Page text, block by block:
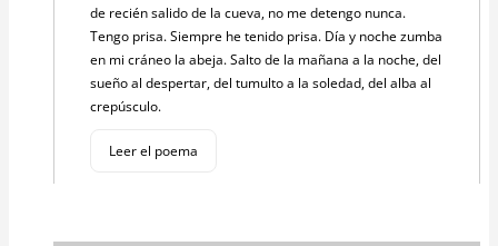
de recién salido de la cueva, no me detengo nunca.
Tengo prisa. Siempre he tenido prisa. Día y noche zumba
en mi cráneo la abeja. Salto de la mañana a la noche, del
sueño al despertar, del tumulto a la soledad, del alba al
crepúsculo.
Leer el poema